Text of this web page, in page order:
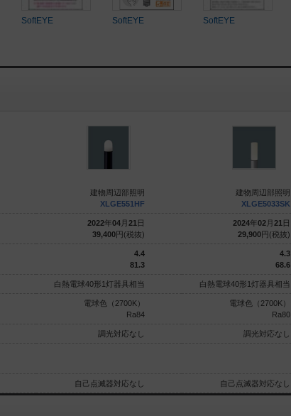
SoftEYE SoftEYE SoftEYE
建物周辺部照明
XLGE551HF
2022年04月 21 日
39,400円(税抜)
4.4
81.3
白熱電球40形1灯器具相当
電球色（2700K）
Ra84
調光対応なし
自己点滅器対応なし
建物周辺部照明
XLGE5033SK
2024年02月 21 日
29,900円(税抜)
4.3
68.6
白熱電球40形1灯器具相当
電球色（2700K）
Ra80
調光対応なし
自己点滅器対応なし